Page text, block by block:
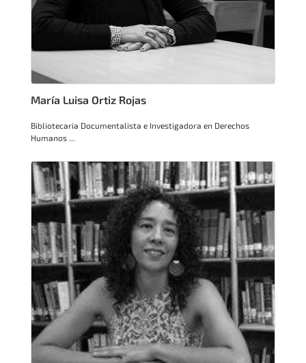
María Luisa Ortiz Rojas
Bibliotecaria Documentalista e Investigadora en Derechos
Humanos ...